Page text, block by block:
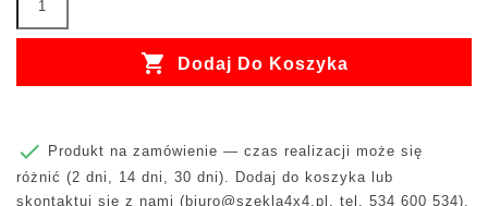
 Dodaj Do Koszyka

Produkt na zamówienie — czas realizacji może się
różnić (2 dni, 14 dni, 30 dni). Dodaj do koszyka lub
skontaktuj się z nami ( biuro@szekla4x4.pl , tel. 534 600 534),